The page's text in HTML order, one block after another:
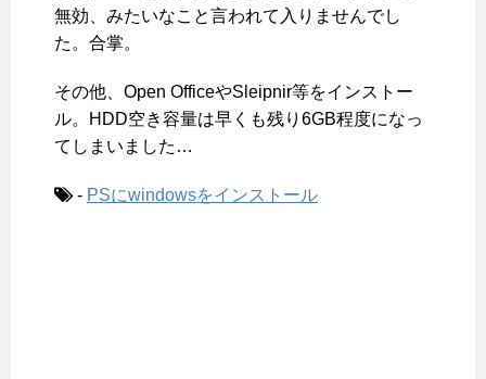
無効、みたいなこと言われて入りませんでし
た。合掌。
その他、Open OfficeやSleipnir等をインストー
ル。HDD空き容量は早くも残り6GB程度になっ
てしまいました…
- PSにwindowsをインストール